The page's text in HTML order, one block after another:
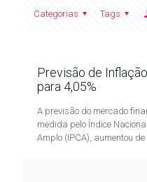
Categorias Tags
Previsão de
para 4,05%
A previsão do mercado
medida pelo Índice
Amplo (IPCA), aumentou